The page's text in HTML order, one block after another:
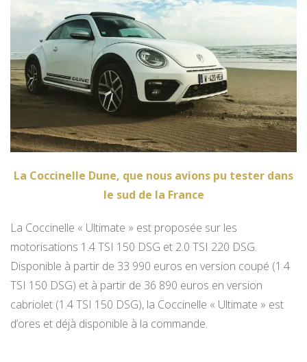
La Coccinelle Dune, que nous avions pu tester dans
le sud de la France
La Coccinelle « Ultimate » est proposée sur les
motorisations 1.4 TSI 150 DSG et 2.0 TSI 220 DSG.
Disponible à partir de 33 990 euros en version coupé (1.4
TSI 150 DSG) et à partir de 36 890 euros en version
cabriolet (1.4 TSI 150 DSG), la Coccinelle « Ultimate » est
d’ores et déjà disponible à la commande.